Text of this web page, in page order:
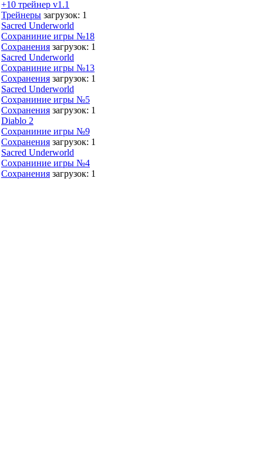
+10 трейнер v1.1
Трейнеры загрузок: 1
Sacred Underworld
Сохраниние игры №18
Сохранения загрузок: 1
Sacred Underworld
Сохраниние игры №13
Сохранения загрузок: 1
Sacred Underworld
Сохраниние игры №5
Сохранения загрузок: 1
Diablo 2
Сохраниние игры №9
Сохранения загрузок: 1
Sacred Underworld
Сохраниние игры №4
Сохранения загрузок: 1